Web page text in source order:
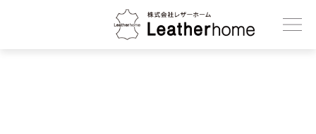
株式会社レザーホーム